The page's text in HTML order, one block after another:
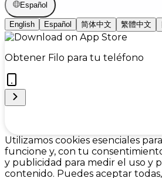
Español
English Español 简体中文 繁體中文
Obtener Filo para tu teléfono
Cookie Preferences
Utilizamos cookies esenciales
funcione y, con tu
y publicidad para medir el uso y
contenido. Puedes aceptar